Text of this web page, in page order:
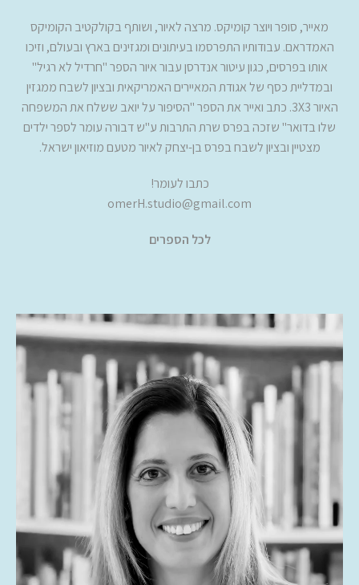
מאייר, סופר ויוצר קומיקס. מרצה לאיור, ושותף בקולקטיב הקומיקס
האמדראם. עבודותיו התפרסמו בעיתונים ומגזינים בארץ ובעולם, וזיכו
אותו בפרסים, כגון עיטור אנדרסן עבור איור הספר "חרדיל לא רגיל"
ובמדליית כסף של אגודת המאיירים האמריקאית ובציון לשבח ממגזין
האיור 3X3. כתב ואייר את הספר "הסיפור על יואב ששלח את המשפחה
שלו בדואר" שזכה בפרס שרת התרבות ע"ש דבורה עומר לספר ילדים
מצטיין ובציון לשבח בפרס בן-יצחק לאיור מטעם מוזיאון ישראל.
כתבו לעומר!
omerH.studio@gmail.com
לכל הספרים